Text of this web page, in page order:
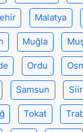
Malatya
Muğla
Ordu
Samsun
Tokat